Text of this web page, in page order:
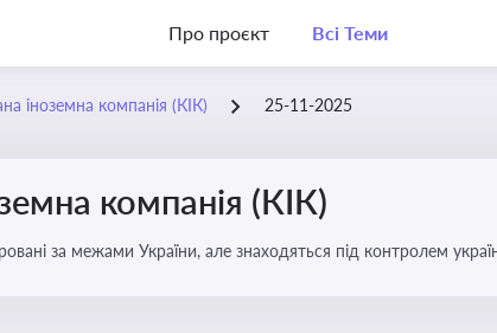
Про проєкт Всі Теми
іноземна компанія (КІК) 25-11-2025
компанія (КІК)
за межами України, але знаходяться під контролем